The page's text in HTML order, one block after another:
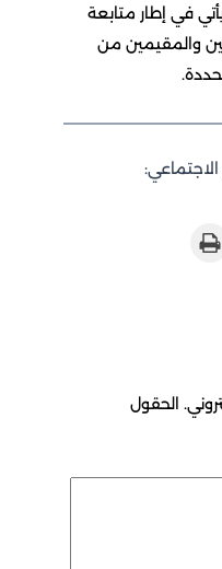
في إطار متابعة
والمقيمين من
Print this Page
الحقول